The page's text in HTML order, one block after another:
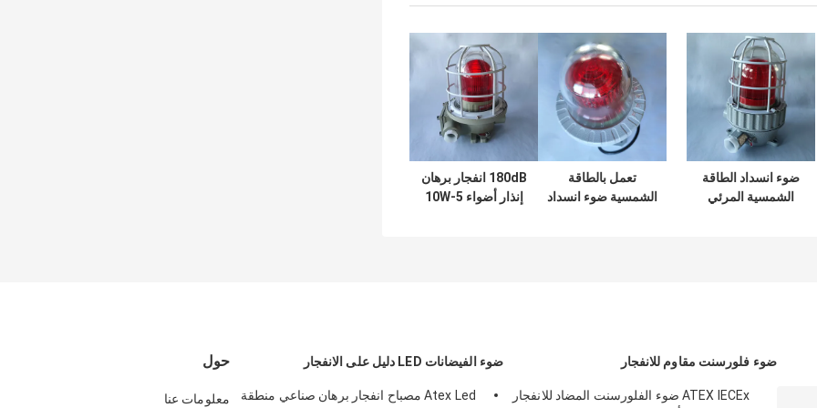
ضوء انسداد الطاقة
الشمسية المرئي
تعمل بالطاقة
الشمسية ضوء انسداد
180dB انفجار برهان
إنذار أضواء 5-10W
حول
معلومات عنا
ضوء الفيضانات LED دليل على الانفجار
Atex Led مصباح انفجار برهان صناعي منطقة
ضوء فلورسنت مقاوم للانفجار
ATEX IECEx ضوء الفلورسنت المضاد للانفجار